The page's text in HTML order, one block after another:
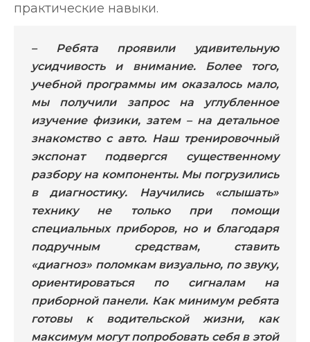
практические навыки.
– Ребята проявили удивительную
усидчивость и внимание. Более того,
учебной программы им оказалось мало,
мы получили запрос на углубленное
изучение физики, затем – на детальное
знакомство с авто. Наш тренировочный
экспонат подвергся существенному
разбору на компоненты. Мы погрузились
в диагностику. Научились «слышать»
технику не только при помощи
специальных приборов, но и благодаря
подручным средствам, ставить
«диагноз» поломкам визуально, по звуку,
ориентироваться по сигналам на
приборной панели. Как минимум ребята
готовы к водительской жизни, как
максимум могут попробовать себя в этой